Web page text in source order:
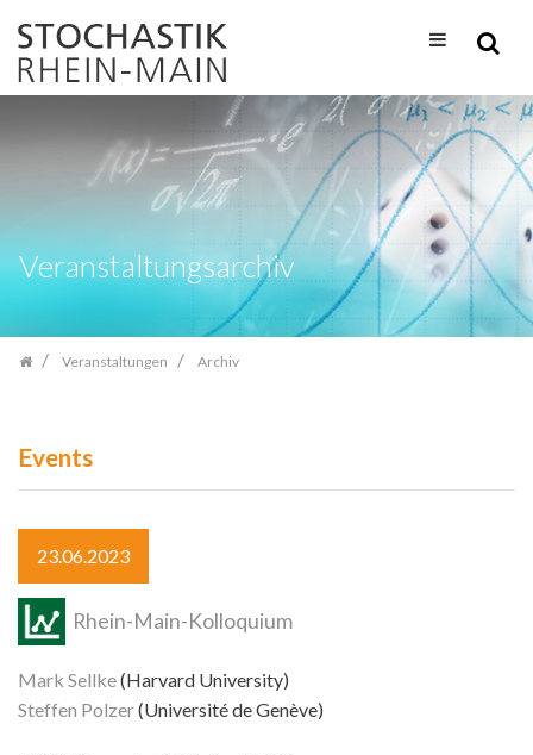
Inhalt
springen
Veranstaltungsarchiv
Veranstaltungen Archiv
Events
23.06.2023
Rhein-Main-Kolloquium
Mark Sellke(Harvard University)
Steffen Polzer(Université de Genève)